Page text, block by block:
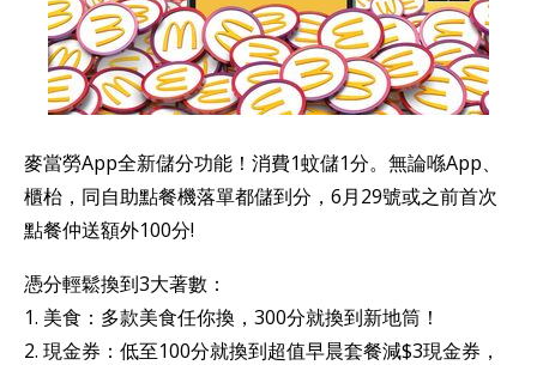
麥當勞App全新儲分功能！消費1蚊儲1分。無論喺App、
櫃枱，同自助點餐機落單都儲到分，6月29號或之前首次
點餐仲送額外100分!
憑分輕鬆換到3大著數：
1. 美食：多款美食任你換，300分就換到新地筒！
2. 現金券：低至100分就換到超值早晨套餐減$3現金券，